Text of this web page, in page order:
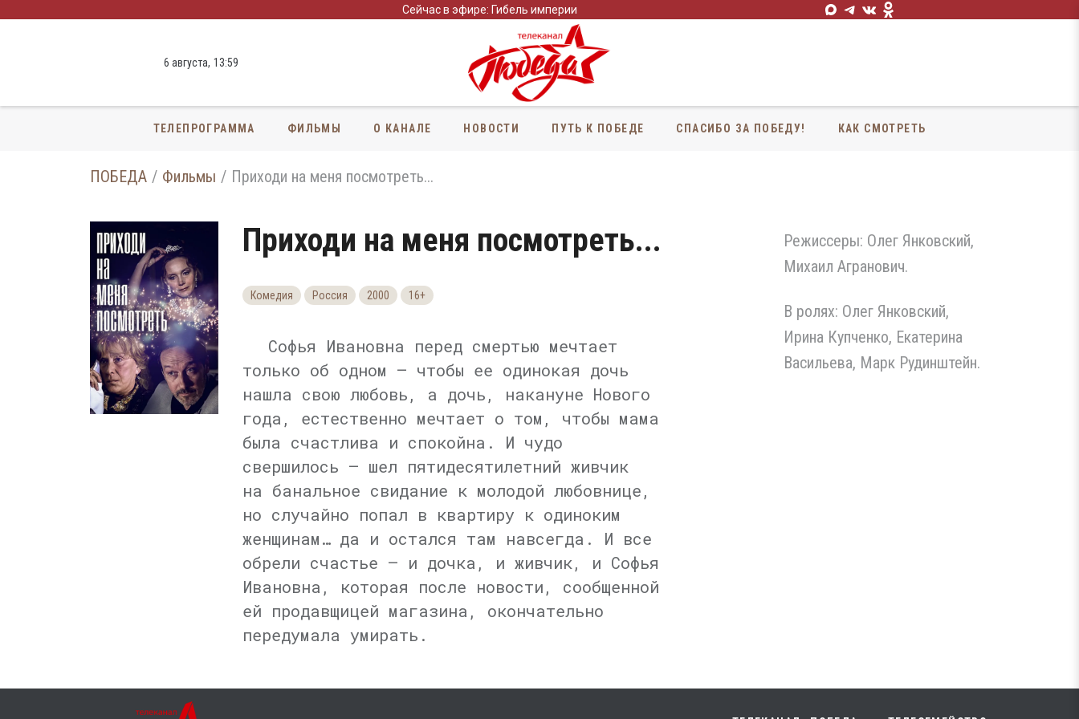
Сейчас в эфире: Гибель империи
6 августа, 13:59
ТЕЛЕПРОГРАММА ФИЛЬМЫ О КАНАЛЕ НОВОСТИ ПУТЬ К ПОБЕДЕ СПАСИБО ЗА ПОБЕДУ! КАК СМОТРЕТЬ
ПОБЕДА Фильмы Приходи на меня посмотреть...
Приходи на меня посмотреть...
Комедия Россия 2000 16+
Софья Ивановна перед смертью мечтает
только об одном — чтобы ее одинокая дочь
нашла свою любовь, а дочь, накануне Нового
года, естественно мечтает о том, чтобы мама
была счастлива и спокойна. И чудо
свершилось — шел пятидесятилетний живчик
на банальное свидание к молодой любовнице,
но случайно попал в квартиру к одиноким
женщинам… да и остался там навсегда. И все
обрели счастье — и дочка, и живчик, и Софья
Ивановна, которая после новости, сообщенной
ей продавщицей магазина, окончательно
передумала умирать.
Режиссеры: Олег Янковский,
Михаил Агранович.
В ролях: Олег Янковский,
Ирина Купченко, Екатерина
Васильева, Марк Рудинштейн.